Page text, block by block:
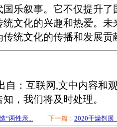
乐叙事。它不仅提升了
文化的兴趣和热爱。未
统文化的传播和发展贡
自：互联网,文中内容和
，我们将及时处理。
“两性亲... 下一篇： 2020干燥剂展